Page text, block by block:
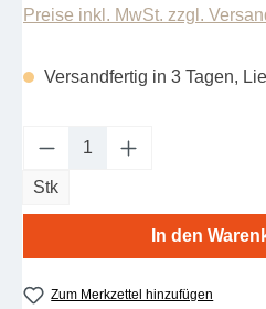
Preise inkl. MwSt. zzgl.
Versandfertig in 3 Tagen,
Produkt Anzahl: Gib
Stk
In den
Zum Merkzettel hinzufügen